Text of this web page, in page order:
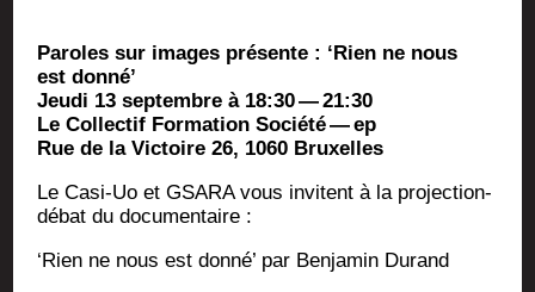
Paroles sur images pré­sente : ‘Rien ne nous
est donné’
Jeu­di 13 sep­tembre à 18:30 — 21:30
Le Col­lec­tif For­ma­tion Socié­té — ep
Rue de la Vic­toire 26, 1060 Bruxelles
Le Casi-Uo et GSARA vous invitent à la pro­jec­tion-
débat du documentaire :
‘Rien ne nous est don­né’ par Ben­ja­min Durand